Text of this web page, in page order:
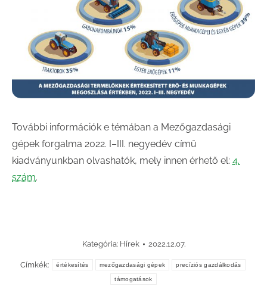
További információk e témában a Mezőgazdasági
gépek forgalma 2022. I–III. negyedév című
kiadványunkban olvashatók, mely innen érhető el: 4.
szám.
Kategória: Hírek 2022.12.07.
Címkék: értékesítés mezőgazdasági gépek precíziós gazdálkodás
támogatások